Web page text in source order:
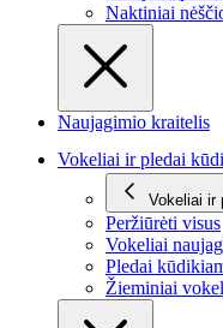
Naktiniai
Naujagimio kraitelis
Vokeliai ir pledai
Vokeliai ir
Peržiūrėti visus
Vokeliai
Pledai
Žieminiai